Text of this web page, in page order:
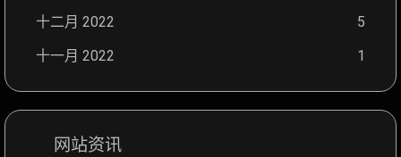
十二月 2022
5
十一月 2022
1
网站资讯